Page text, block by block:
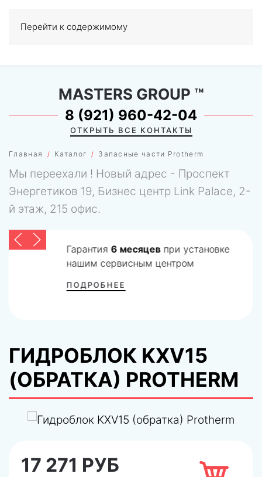
Перейти к содержимому
0
Главная Каталог Запасные части Protherm
MASTERS GROUP ™
8 (921) 960-42-04
ОТКРЫТЬ ВСЕ КОНТАКТЫ
Мы переехали ! Новый адрес - Проспект
Энергетиков 19, Бизнес центр Link Palace, 2-
й этаж, 215 офис.
Гарантия 6 месяцевпри установке
нашим сервисным центром
ПОДРОБНЕЕ
ГИДРОБЛОК KXV15
(ОБРАТКА) PROTHERM
17 271 РУБ